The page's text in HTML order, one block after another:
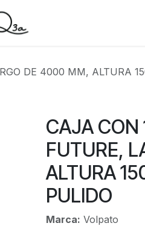
DE 4000 MM, ALTURA
CAJA CON
FUTURE,
ALTURA
PULIDO
Marca: Volpato